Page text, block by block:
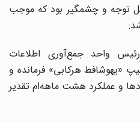
توجه و چشمگیر بود که موجب
واحد جمع‌آوری اطلاعات
«یهوشافط هرکابی» فرمانده و
و عملکرد هشت ماهه‌ام تقدیر